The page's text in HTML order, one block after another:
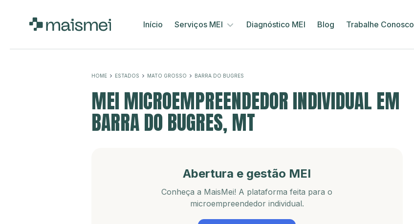
Início Serviços MEI Diagnóstico MEI Blog Trabalhe Conosco
HOME ESTADOS MATO GROSSO BARRA DO BUGRES
MEI MICROEMPREENDEDOR INDIVIDUAL EM
BARRA DO BUGRES, MT
Abertura e gestão MEI
Conheça a MaisMei! A plataforma feita para o
microempreendedor individual.